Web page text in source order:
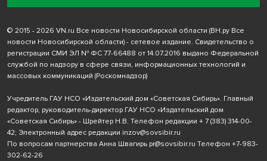
© 2015 - 2026 VN.ru Все новости Новосибирской области (ВН.ру Все
новости Новосибирской области) - сетевое издание. Свидетельство о
регистрации СМИ ЭЛ № ФС 77-66488 от 14.07.2016 выдано Федеральной
службой по надзору в сфере связи, информационных технологий и
массовых коммуникаций (Роскомнадзор)
Учредитель ГАУ НСО «Издательский дом «Советская Сибирь». Главный
редактор, руководитель-директор ГАУ НСО «Издательский дом
«Советская Сибирь» - Шрейтер Н.В. Телефон редакции + 7 (383) 314-00-
42; Электронный адрес редакции inzov@sovsibir.ru
По вопросам партнерства Анна Швагирь pr@sovsibir.ru Телефон +7-983-
302-62-26